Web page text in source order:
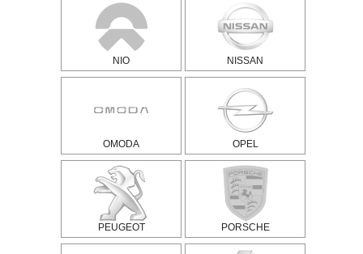
NIO NISSAN
OMODA OPEL
PEUGEOT PORSCHE